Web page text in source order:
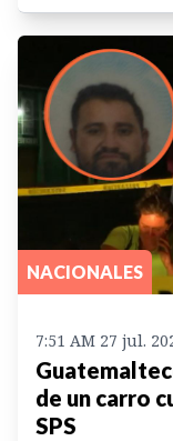
NACIONALES
7:51 AM 27 jul.
de un carro
SPS